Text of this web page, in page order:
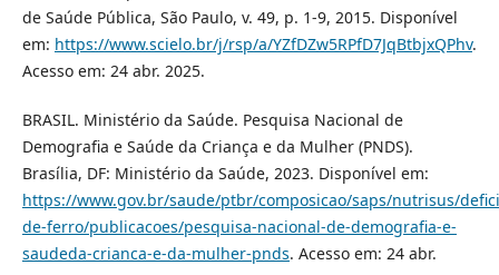
de Saúde Pública, São Paulo, v. 49, p. 1-9, 2015. Disponível
em: https://www.scielo.br/j/rsp/a/YZfDZw5RPfD7JqBtbjxQPhv.
Acesso em: 24 abr. 2025.
BRASIL. Ministério da Saúde. Pesquisa Nacional de
Demografia e Saúde da Criança e da Mulher (PNDS).
Brasília, DF: Ministério da Saúde, 2023. Disponível em:
https://www.gov.br/saude/ptbr/composicao/saps/nutrisus/
de-ferro/publicacoes/pesquisa-nacional-de-demografia-e-
saudeda-crianca-e-da-mulher-pnds. Acesso em: 24 abr.